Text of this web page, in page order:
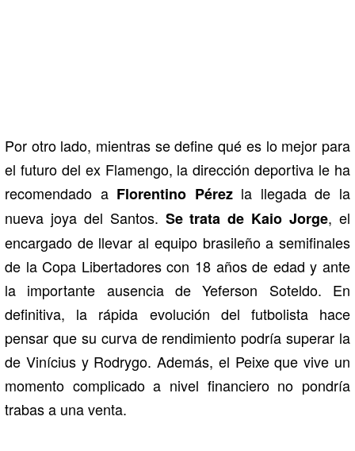
Por otro lado, mientras se define qué es lo mejor para
el futuro del ex Flamengo, la dirección deportiva le ha
recomendado a Florentino Pérezla llegada de la
nueva joya del Santos. Se trata de Kaio Jorge, el
encargado de llevar al equipo brasileño a semifinales
de la Copa Libertadores con 18 años de edad y ante
la importante ausencia de Yeferson Soteldo. En
definitiva, la rápida evolución del futbolista hace
pensar que su curva de rendimiento podría superar la
de Vinícius y Rodrygo. Además, el Peixe que vive un
momento complicado a nivel financiero no pondría
trabas a una venta.